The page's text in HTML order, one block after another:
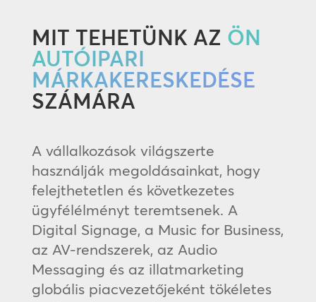
MIT TEHETÜNK AZ ÖN
AUTÓIPARI
MÁRKAKERESKEDÉSE
SZÁMÁRA
A vállalkozások világszerte
használják megoldásainkat, hogy
felejthetetlen és következetes
ügyfélélményt teremtsenek. A
Digital Signage, a Music for Business,
az AV-rendszerek, az Audio
Messaging és az illatmarketing
globális piacvezetőjeként tökéletes